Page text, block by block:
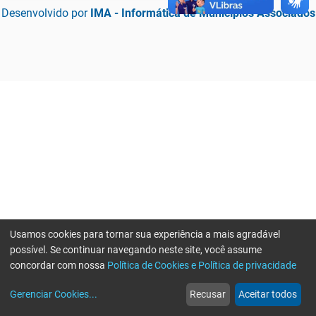
Desenvolvido por IMA - Informática de Municípios Associados
web
Notícias
more_horiz
Mais
Usamos cookies para tornar sua experiência a mais agradável
possível. Se continuar navegando neste site, você assume
concordar com nossa Política de Cookies e Política de privacidade
Gerenciar Cookies... Recusar Aceitar todos
Erro ao enviar informações, por favor tente novamente